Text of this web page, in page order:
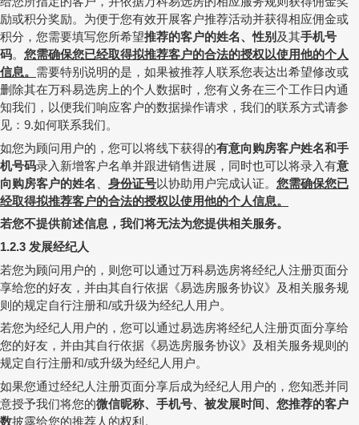
励或积分奖励。为便于您有效开展客户推荐活动并获得相应佣金或
积分，您需要填写您所希望推荐的客户的姓名、性别 及其手机号
码。 您需确保您已经取得拟推荐客户的合法的授权以使用他的个人
信息。 需要特别说明的是，如果被推荐人联系您表达出希望修改或
删除其在万科易选房上的个人数据时，您有义务在三个工作日内通
知我们，以便我们响应客户的数据操作请求，我们的联系方式请参
见： 9.如何联系我们。
如您为顾问用户的，您可以将线下获得的有意向购房客户姓名和手
机号码录入新增客户名单并跟进销售进展，同时也可以将录入有意
向购房客户的姓名、 身份证号以协助用户完成认证。 您需确保您已
经取得拟推荐客户的合法的授权以使用他的个人信息。
若您不提供前述信息，我们将无法为您提供相关服务。
1.2.3 发展经纪人
若您为顾问用户的，则您可以通过万科易选房将经纪人注册页面分
享给您的好友，并由其自行依据 《易选房服务协议》 及相关服务规
则的规定自行注册和/或升级为经纪人用户。
若您为经纪人用户的，您可以通过易选房将经纪人注册页面分享给
您的好友，并由其自行依据 《易选房服务协议》 及相关服务规则的
规定自行注册和/或升级为经纪人用户。
如果您通过经纪人注册页面分享后成为经纪人用户的，您知悉并同
意授予我们将您的微信昵称、 手机号、 被发展时间、您推荐的客户
数披露给您的推荐人的权利。